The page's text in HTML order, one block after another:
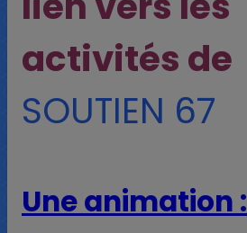
activités de
SOUTIEN 67
Une animation :